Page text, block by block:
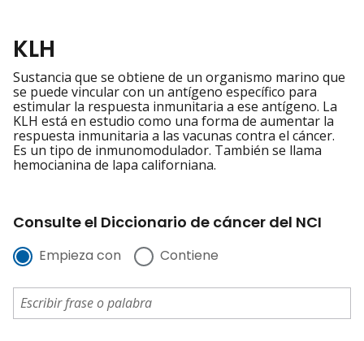
KLH
Sustancia que se obtiene de un organismo marino que
se puede vincular con un antígeno específico para
estimular la respuesta inmunitaria a ese antígeno. La
KLH está en estudio como una forma de aumentar la
respuesta inmunitaria a las vacunas contra el cáncer.
Es un tipo de inmunomodulador. También se llama
hemocianina de lapa californiana.
Consulte el Diccionario de cáncer del NCI
Empieza con Contiene